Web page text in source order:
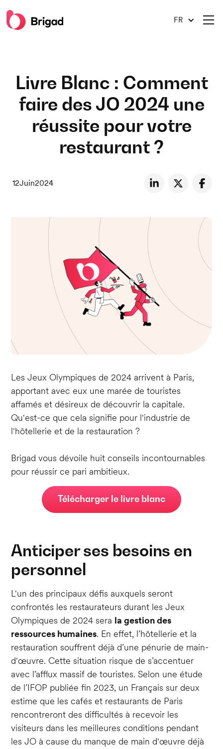
FR
Livre Blanc : Comment
faire des JO 2024 une
réussite pour votre
restaurant ?
12Juin2024
Les Jeux Olympiques de 2024 arrivent à Paris,
apportant avec eux une marée de touristes
affamés et désireux de découvrir la capitale.
Qu'est-ce que cela signifie pour l'industrie de
l'hôtellerie et de la restauration ?
Brigad vous dévoile huit conseils incontournables
pour réussir ce pari ambitieux.
Télécharger le livre blanc
Anticiper ses besoins en
personnel
L'un des principaux défis auxquels seront
confrontés les restaurateurs durant les Jeux
Olympiques de 2024 sera la gestion des
ressources humaines. En effet, l’hôtellerie et la
restauration souffrent déjà d’une pénurie de main-
d'œuvre. Cette situation risque de s’accentuer
avec l’afflux massif de touristes. Selon une étude
de l’IFOP publiée fin 2023, un Français sur deux
estime que les cafés et restaurants de Paris
rencontreront des difficultés à recevoir les
visiteurs dans les meilleures conditions pendant
les JO à cause du manque de main d'œuvre déjà